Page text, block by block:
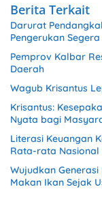
Berita Terkait
Darurat
Pengerukan Segera
Pemprov Kalbar
Daerah
Wagub Krisantus
Krisantus:
Nyata bagi
Literasi Keuangan
Rata-rata Nasional
Wujudkan
Makan Ikan Sejak